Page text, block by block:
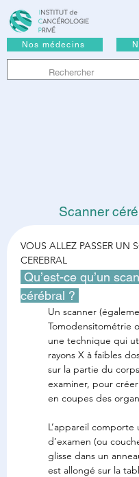
Nos médecins
Scanner
VOUS ALLEZ PASSER UN
CEREBRAL
cérébral ?
Un scanner
Tomodensitométrie
une technique qui
rayons X à faibles
sur la partie du
examiner, pour
en coupes des
L’appareil comporte
d’examen (ou
glisse dans un
est allongé sur la